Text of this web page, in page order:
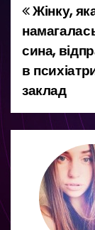
Н
а
в
і
г
Жінку,
сина,
в
заклад